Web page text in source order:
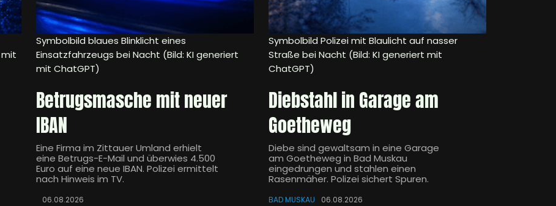
mit
Symbolbild blaues Blinklicht eines
Einsatzfahrzeugs bei Nacht (Bild: KI generiert
mit ChatGPT)
Betrugsmasche mit neuer
IBAN
Eine Firma im Zittauer Umland erhielt
eine Betrugs-E-Mail und überwies 4.500
Euro auf eine neue IBAN. Polizei ermittelt
nach Hinweis im TV.
06.08.2026
Symbolbild Polizei mit Blaulicht auf nasser
Straße bei Nacht (Bild: KI generiert mit
ChatGPT)
Diebstahl in Garage am
Goetheweg
Diebe sind gewaltsam in eine Garage
am Goetheweg in Bad Muskau
eingedrungen und stahlen einen
Rasenmäher. Polizei sichert Spuren.
BAD MUSKAU 06.08.2026